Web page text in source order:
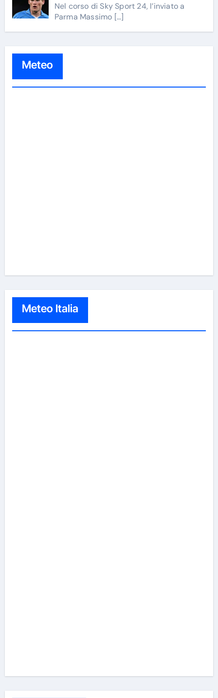
Nel corso di Sky Sport 24, l’inviato a
Parma Massimo […]
Meteo
Meteo Italia